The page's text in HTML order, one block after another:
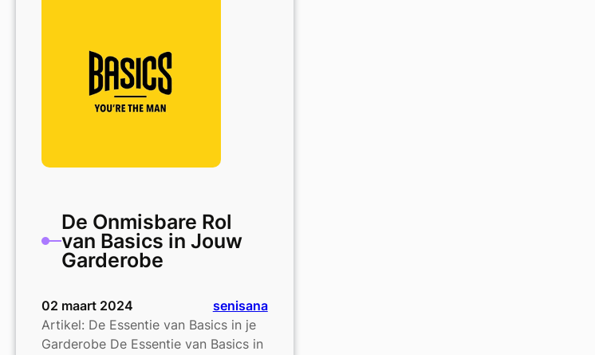
voor
elke
man!
De Onmisbare Rol
van Basics in Jouw
Garderobe
02 maart 2024
senisana
Artikel: De Essentie van Basics in je
Garderobe De Essentie van Basics in